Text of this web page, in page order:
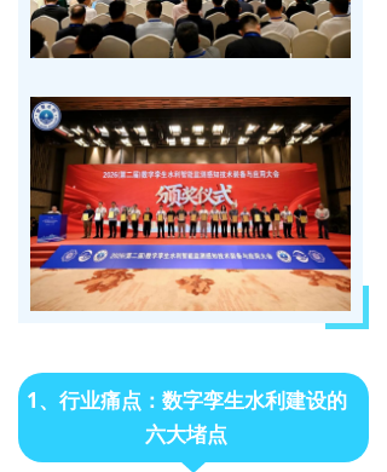
1、行业痛点：数字孪生水利建设的
六大堵点